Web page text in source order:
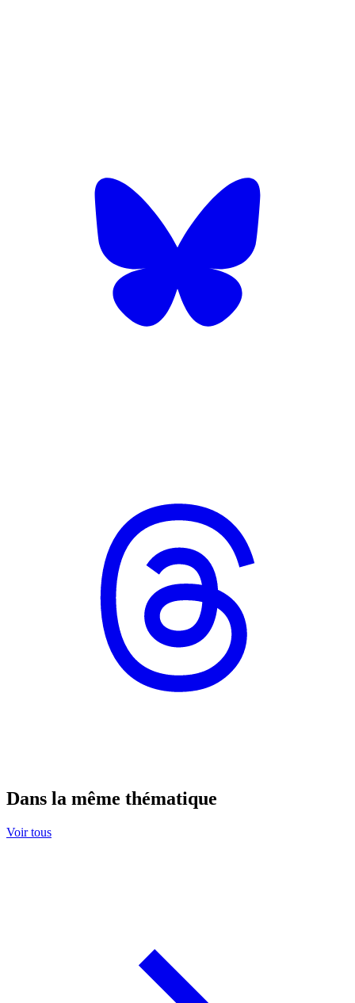
Dans la même thématique
Voir tous